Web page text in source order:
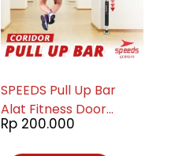
SPEEDS Pull Up Bar
Alat Fitness Door
Chinning Bar Pull Up
Rp200.000